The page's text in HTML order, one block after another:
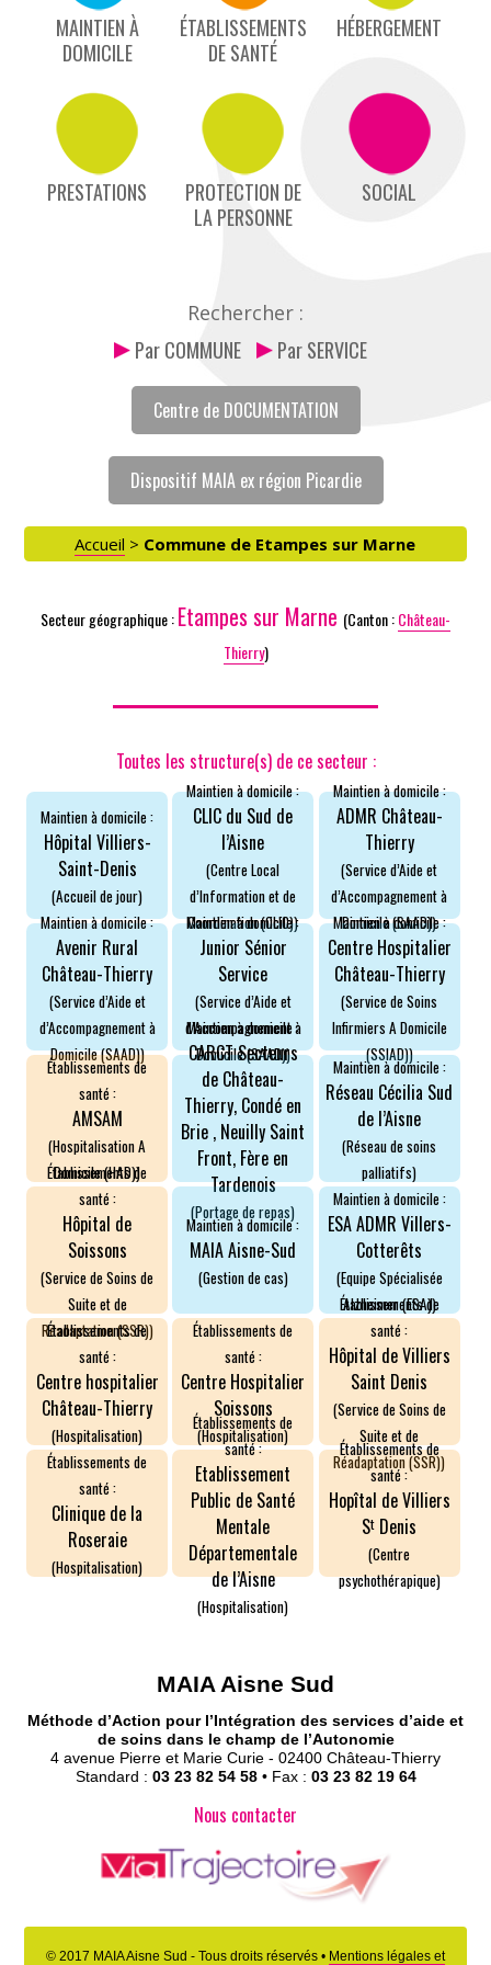
ACCÈS PARTICULIERS
AIDE AUX AIDANTS
ASSOCIATIONS
ROMPRE LA SOLITUDE
MAINTIEN À
DOMICILE
ÉTABLISSEMENTS
DE SANTÉ
HÉBERGEMENT
PRESTATIONS
PROTECTION DE
LA PERSONNE
SOCIAL
Rechercher :
Par COMMUNE Par SERVICE
Centre de DOCUMENTATION
Dispositif MAIA ex région Picardie
Accueil > Commune de Etampes sur Marne
Secteur géographique :Etampes sur Marne (Canton :Château-
Thierry)
Toutes les structure(s) de ce secteur :
Maintien à domicile :
Hôpital Villiers-
Saint-Denis
(Accueil de jour)
Maintien à domicile :
CLIC du Sud de
l’Aisne
(Centre Local
d’Information et de
Coordination (CLIC))
Maintien à domicile :
ADMR Château-
Thierry
(Service d’Aide et
d’Accompagnement à
Domicile (SAAD))
Maintien à domicile :
Avenir Rural
Château-Thierry
(Service d’Aide et
d’Accompagnement à
Domicile (SAAD))
Maintien à domicile :
Junior Sénior
Service
(Service d’Aide et
d’Accompagnement à
Domicile (SAAD))
Maintien à domicile :
Centre Hospitalier
Château-Thierry
(Service de Soins
Infirmiers A Domicile
(SSIAD))
Établissements de
santé :
AMSAM
(Hospitalisation A
Domicile (HAD))
Maintien à domicile :
CARCT Secteurs
de Château-
Thierry, Condé en
Brie , Neuilly Saint
Front, Fère en
Tardenois
(Portage de repas)
Maintien à domicile :
Réseau Cécilia Sud
de l’Aisne
(Réseau de soins
palliatifs)
Établissements de
santé :
Hôpital de
Soissons
(Service de Soins de
Suite et de
Réadaptation (SSR))
Maintien à domicile :
MAIA Aisne-Sud
(Gestion de cas)
Maintien à domicile :
ESA ADMR Villers-
Cotterêts
(Equipe Spécialisée
Alzheimer (ESA))
Établissements de
santé :
Centre hospitalier
Château-Thierry
(Hospitalisation)
Établissements de
santé :
Centre Hospitalier
Soissons
(Hospitalisation)
Établissements de
santé :
Hôpital de Villiers
Saint Denis
(Service de Soins de
Suite et de
Réadaptation (SSR))
Établissements de
santé :
Clinique de la
Roseraie
(Hospitalisation)
Établissements de
santé :
Etablissement
Public de Santé
Mentale
Départementale
de l’Aisne
(Hospitalisation)
Établissements de
santé :
Hopîtal de Villiers
St Denis
(Centre
psychothérapique)
MAIA Aisne Sud
Méthode d’Action pour l’Intégration des services d’aide et
de soins dans le champ de l’Autonomie
4 avenue Pierre et Marie Curie - 02400 Château-Thierry
Standard : 03 23 82 54 58• Fax : 03 23 82 19 64
Nous contacter
© 2017 MAIA Aisne Sud - Tous droits réservés • Mentions légales et